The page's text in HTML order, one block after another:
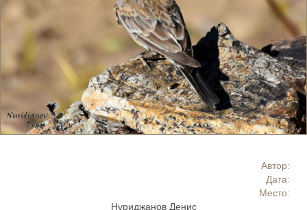
Автор:
Дата:
Место:
Нуриджанов Денис